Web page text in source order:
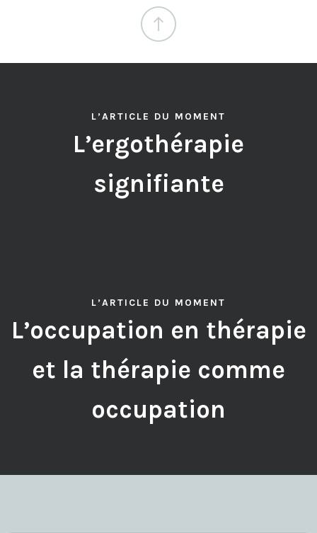
L’ARTICLE DU MOMENT
L’ergothérapie
signifiante
L’ARTICLE DU MOMENT
L’occupation en thérapie
et la thérapie comme
occupation